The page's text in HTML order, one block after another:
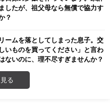
したが、祖父母なら無償で協力す
？
ームを落としてしまった息子。交
いものを買ってください」と言わ
ないのに、理不尽すぎませんか？
る